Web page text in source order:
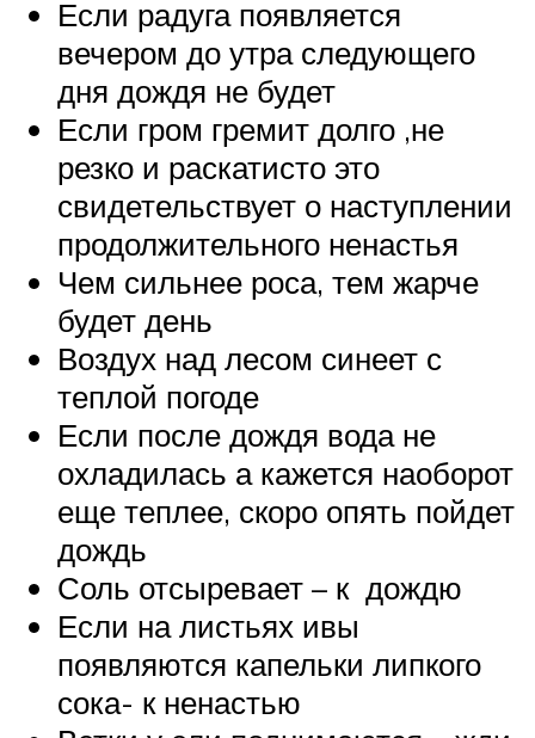
Если радуга появляется
вечером до утра следующего
дня дождя не будет
Если гром гремит долго ,не
резко и раскатисто это
свидетельствует о наступлении
продолжительного ненастья
Чем сильнее роса, тем жарче
будет день
Воздух над лесом синеет с
теплой погоде
Если после дождя вода не
охладилась а кажется наоборот
еще теплее, скоро опять пойдет
дождь
Соль отсыревает – к дождю
Если на листьях ивы
появляются капельки липкого
сока- к ненастью